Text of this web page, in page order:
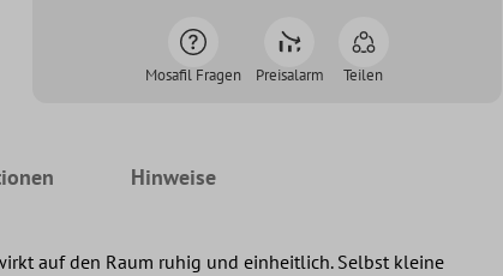
Mosafil Fragen Preisalarm Teilen
Hinweise
auf den Raum ruhig und einheitlich. Selbst kleine